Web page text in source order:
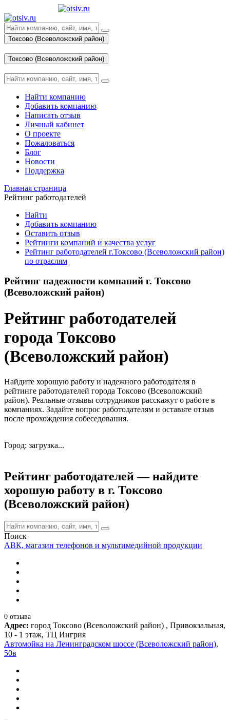
Токсово (Всеволожский район)
Токсово (Всеволожский район)
Найти компанию
Добавить компанию
Написать отзыв
Личный кабинет
О проекте
Пожаловаться
Блог
Новости
Поддержка
Главная страница
Рейтинг работодателей
Найти
Добавить компанию
Оставить отзыв
Рейтинги компаний и качества услуг
Рейтинг работодателей г.Токсово (Всеволожский район)
по отраслям
Рейтинг надежности компаний г. Токсово
(Всеволожский район)
Рейтинг работодателей
города Токсово
(Всеволожский район)
Найдите хорошую работу и надежного работодателя в
рейтинге работодателей города Токсово (Всеволожский
район). Реальные отзывы сотрудников расскажут о работе в
компаниях. Задайте вопрос работодателям и оставьте отзыв
после прохождения собеседования.
Город: загрузка...
Рейтинг работодателей — найдите
хорошую работу в г. Токсово
(Всеволожский район)
Поиск
АВК, магазин телефонов и мультимедийной продукции
0 отзыва
Адрес: город Токсово (Всеволожский район) , Привокзальная,
10 - 1 этаж, ТЦ Ингрия
Автомойка на Ленинградском шоссе (Всеволожский район),
50в